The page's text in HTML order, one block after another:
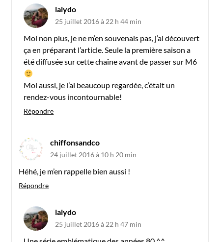
lalydo
25 juillet 2016 à 22 h 44 min
Moi non plus, je ne m’en souvenais pas, j’ai découvert
ça en préparant l’article. Seule la première saison a
été diffusée sur cette chaîne avant de passer sur M6
Moi aussi, je l’ai beaucoup regardée, c’était un
rendez-vous incontournable!
Répondre
chiffonsandco
24 juillet 2016 à 10 h 20 min
Héhé, je m’en rappelle bien aussi !
Répondre
lalydo
25 juillet 2016 à 22 h 47 min